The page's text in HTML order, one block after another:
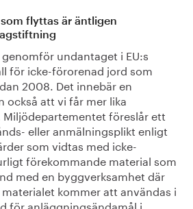
flyttas är äntligen
undantaget i EU:s
för icke-förorenad jord som
2008. Det innebär en
också att vi får mer lika
Miljödepartementet föreslår ett
eller anmälningsplikt enligt
som vidtas med icke-
förekommande material som
med en byggverksamhet där
kommer att användas i
för anläggningsändamål i